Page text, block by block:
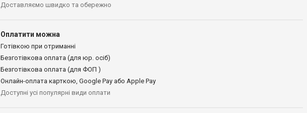
Доставляємо швидко та обережно
Оплатити можна
Готівкою при отриманні
Безготівкова оплата (для юр. осіб)
Безготівкова оплата (для ФОП )
Онлайн-оплата карткою, Google Pay або Apple Pay
Доступні усі популярні види оплати